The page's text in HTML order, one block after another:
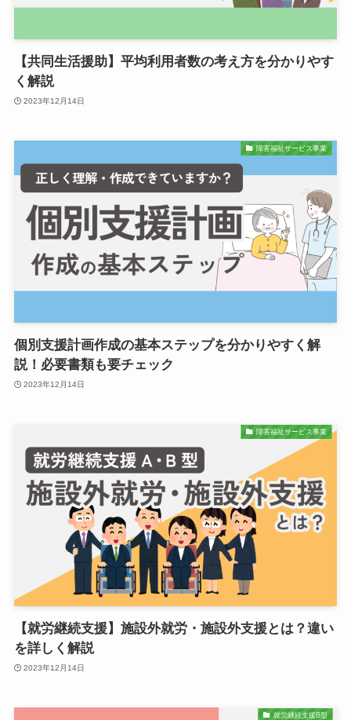
【共同生活援助】平均利用者数の考え方を分かりやす
く解説
2023年12月14日
障害福祉サービス事業
個別支援計画作成の基本ステップを分かりやすく解
説！必要書類も要チェック
2023年12月14日
障害福祉サービス事業
【就労継続支援】施設外就労・施設外支援とは？違い
を詳しく解説
2023年12月14日
就労継続支援B型